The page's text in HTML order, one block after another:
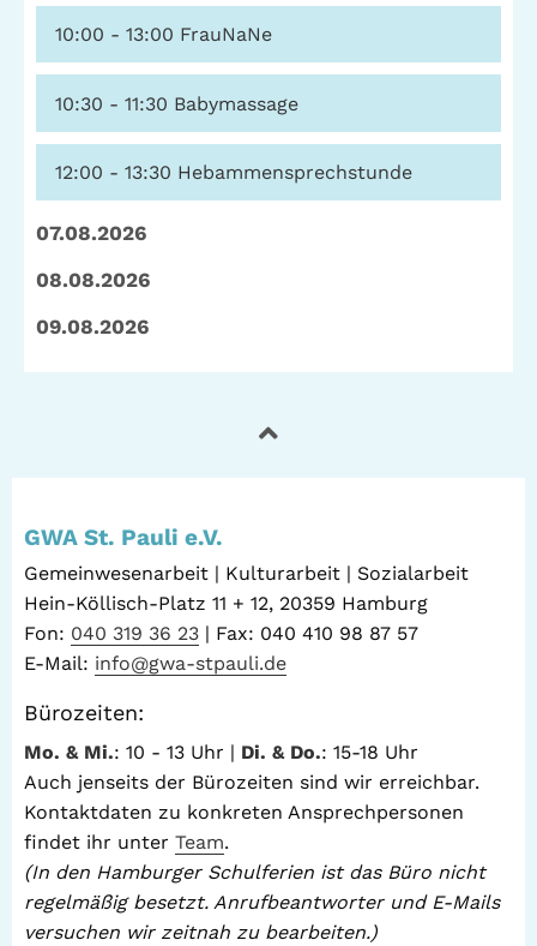
Telefon: (040) 319 36 23
Fax: (040) 410 98 87 57
Spenden: Investieren Sie in die GWA!
10:00 - 13:00 FrauNaNe
10:30 - 11:30 Babymassage
12:00 - 13:30 Hebammensprechstunde
07.08.2026
08.08.2026
09.08.2026
GWA St. Pauli e.V.
Gemeinwesenarbeit | Kulturarbeit | Sozialarbeit
Hein-Köllisch-Platz 11 + 12, 20359 Hamburg
Fon: 040 319 36 23 | Fax: 040 410 98 87 57
E-Mail: info@gwa-stpauli.de
Bürozeiten:
Mo. & Mi.: 10 - 13 Uhr | Di. & Do.: 15-18 Uhr
Auch jenseits der Bürozeiten sind wir erreichbar.
Kontaktdaten zu konkreten Ansprechpersonen
findet ihr unter Team.
(In den Hamburger Schulferien ist das Büro nicht
regelmäßig besetzt. Anrufbeantworter und E-Mails
versuchen wir zeitnah zu bearbeiten.)